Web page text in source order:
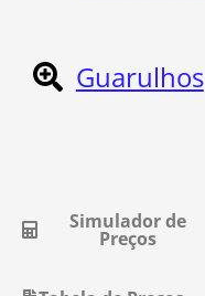
Guarulhos
Simulador de
Preços